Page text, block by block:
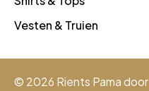
Vesten & Truien
© 2026 Rients Pama door